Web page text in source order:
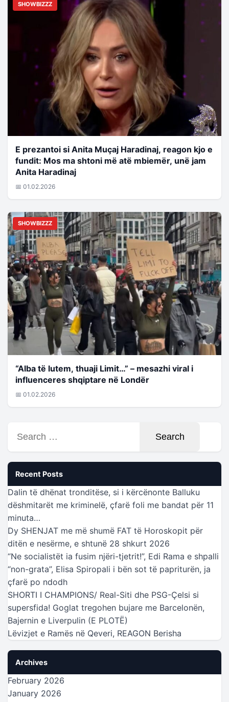
SHOWBIZZZ
E prezantoi si Anita Muçaj Haradinaj, reagon kjo e
fundit: Mos ma shtoni më atë mbiemër, unë jam
Anita Haradinaj
📅 01.02.2026
SHOWBIZZZ
“Alba të lutem, thuaji Limit…” – mesazhi viral i
influenceres shqiptare në Londër
📅 01.02.2026
for:
Recent Posts
Dalin të dhënat tronditëse, si i kërcënonte Balluku
dëshmitarët me kriminelë, çfarë foli me bandat për 11
minuta…
Dy SHENJAT me më shumë FAT të Horoskopit për
ditën e nesërme, e shtunë 28 shkurt 2026
“Ne socialistët ia fusim njëri-tjetrit!”, Edi Rama e shpalli
“non-grata”, Elisa Spiropali i bën sot të papriturën, ja
çfarë po ndodh
SHORTI I CHAMPIONS/ Real-Siti dhe PSG-Çelsi si
supersfida! Goglat tregohen bujare me Barcelonën,
Bajernin e Liverpulin (E PLOTË)
Lëvizjet e Ramës në Qeveri, REAGON Berisha
Archives
February 2026
January 2026